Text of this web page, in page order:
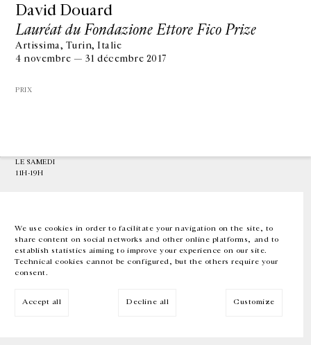
We use cookies in order to facilitate your navigation on the site, to
share content on social networks and other online platforms, and to
establish statistics aiming to improve your experience on our site.
Technical cookies cannot be configured, but the others require your
consent.
Accept all Decline all Customize
David Douard
Lauréat du Fondazione Ettore Fico Prize
Artissima, Turin, Italie
4 novembre — 31 décembre 2017
PRIX
T.+33 1 42 77 38 87
LE SAMEDI
11H-19H
EN FR 中文 Facebook Instagram
Inscrivez-vous à notre newsletter